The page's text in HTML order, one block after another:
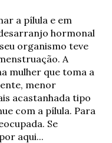
a pílula e em
hormonal
organismo teve
A
mulher que toma a
menor
acastanhada tipo
com a pílula. Para
Se
aqui...